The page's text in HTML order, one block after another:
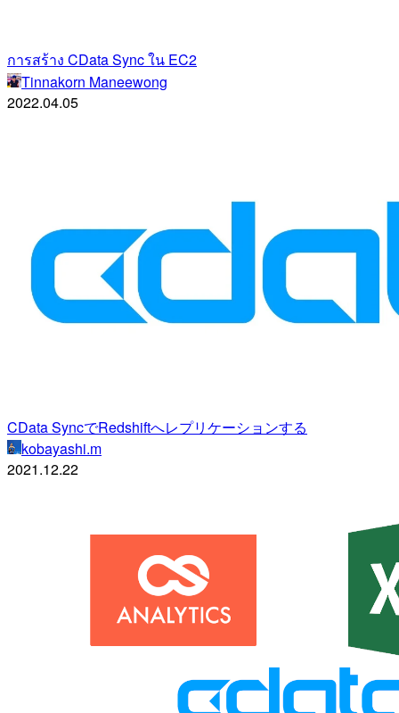
การสร้าง CData Sync ใน EC2
Tinnakorn Maneewong
2022.04.05
CData SyncでRedshiftへレプリケーションする
kobayashi.m
2021.12.22